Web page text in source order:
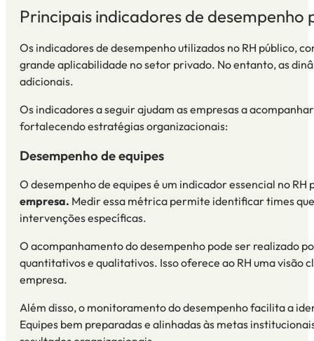
Principais indicadores de desempenho
Os indicadores de desempenhoutilizados no RH público,
grande aplicabilidade no setor privado. No entanto, as
adicionais.
Os indicadores a seguir ajudam as empresas a
fortalecendo estratégias organizacionais:
Desempenho de equipes
O desempenho de equipes é um indicador essencial no RH
empresa. Medir essa métrica permite identificar times
intervenções específicas.
O acompanhamento do desempenho pode ser realizado
quantitativos e qualitativos. Isso oferece ao RH uma visão
empresa.
Além disso, o monitoramento do desempenho facilita a
Equipes bem preparadas e alinhadas às metas